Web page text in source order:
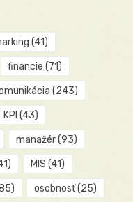
(41)
financie (71)
(243)
KPI (43)
manažér(93)
MIS (41)
osobnosť(25)